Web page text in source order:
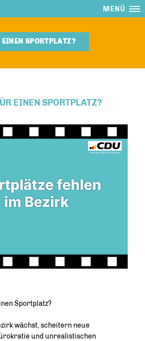
MENÜ
SPORTPLATZ?
EINEN SPORTPLATZ?
Sportplatz?
wächst, scheitern neue
und unrealistischen